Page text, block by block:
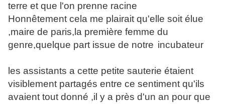
terre et que l'on prenne racine
Honnêtement cela me plairait qu'elle soit élue
,maire de paris,la première femme du
genre,quelque part issue de notre incubateur
les assistants a cette petite sauterie étaient
visiblement partagés entre ce sentiment qu'ils
avaient tout donné ,il y a près d'un an pour que